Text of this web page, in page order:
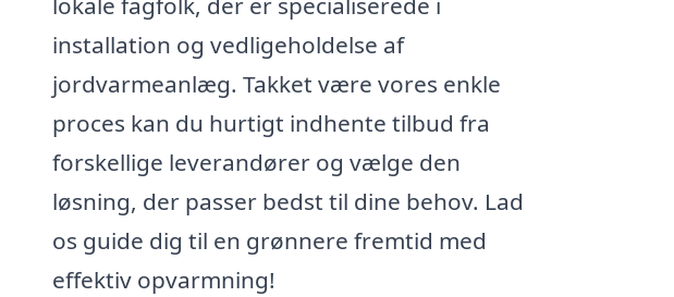
installation og vedligeholdelse af
jordvarmeanlæg. Takket være vores enkle
proces kan du hurtigt indhente tilbud fra
forskellige leverandører og vælge den
løsning, der passer bedst til dine behov. Lad
os guide dig til en grønnere fremtid med
effektiv opvarmning!